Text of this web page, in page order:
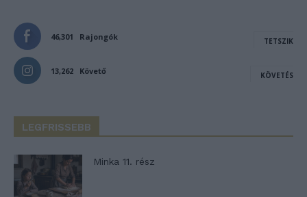
46,301 Rajongók TETSZIK
13,262 Követő KÖVETÉS
LEGFRISSEBB
Minka 11. rész